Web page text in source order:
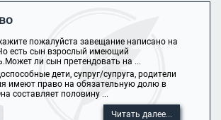
пожалуйста завещание написано на
есть сын взрослый имеющий
ли сын претендовать на ...
дети, супруг/супруга, родители
имеют право на обязательную долю в
составляет половину ...
Читать далее...